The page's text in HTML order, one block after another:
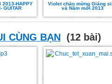
2013-HAPPY
GUITAR
Violet chào mừng Giáng
và Năm mới 2013
CÙNG BẠN (12 bài)